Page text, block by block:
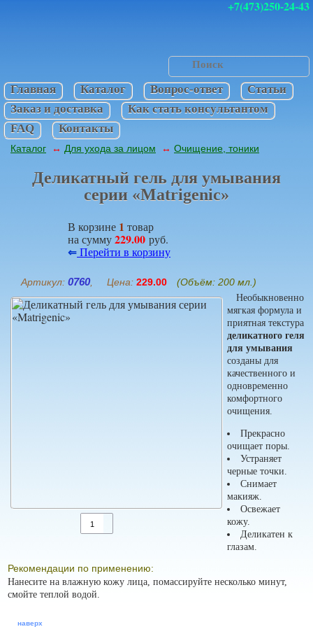
+7(473)250-24-43
Главная Каталог Вопрос-ответ
Статьи
Заказ и доставка
Как стать консультантом
FAQ
Контакты
Каталог ↔ Для ухода за лицом ↔ Очищение, тоники
Деликатный гель для умывания
серии «Matrigenic»
В корзине 1 товар
на сумму229.00 руб.
⇐Перейти в корзину
Артикул: 0760, Цена: 229.00 (Объём: 200 мл.)
Необыкновенно
мягкая формула и
приятная текстура
деликатного геля
для умывания
созданы для
качественного и
одновременно
комфортного
очищения.
Прекрасно
очищает поры.
Устраняет
черные точки.
Снимает
макияж.
Освежает
кожу.
Деликатен к
глазам.
Рекомендации по применению:
Нанесите на влажную кожу лица, помассируйте несколько минут,
смойте теплой водой.
наверх